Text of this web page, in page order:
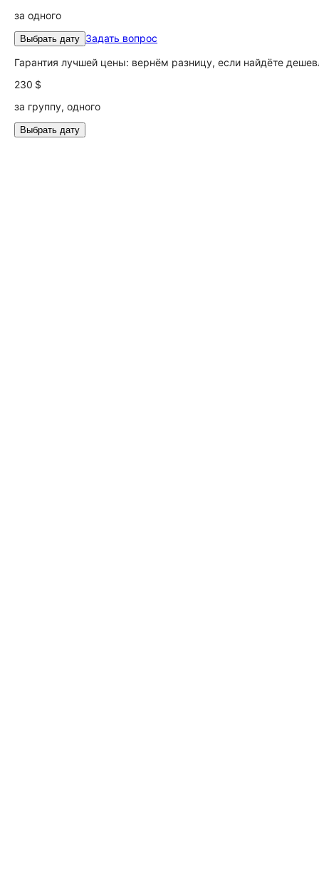
за одного
Выбрать дату Задать вопрос
Гарантия лучшей цены: вернём разницу, если найдёте
230 $
за группу, одного
Выбрать дату